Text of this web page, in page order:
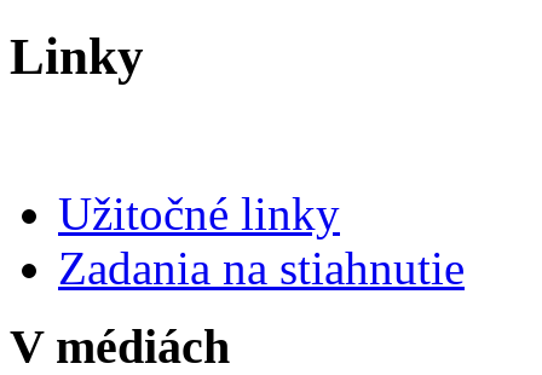
Linky
Užitočné linky
Zadania na stiahnutie
V médiách